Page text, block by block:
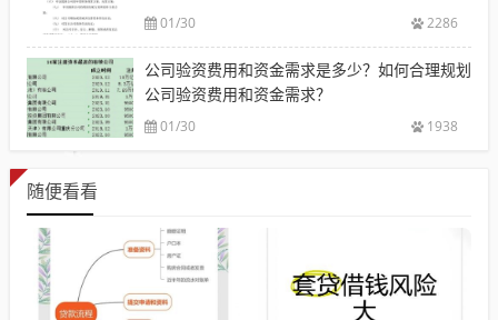
01/30 2286
公司验资费用和资金需求是多少？如何合理规划
公司验资费用和资金需求？
01/30 1938
随便看看